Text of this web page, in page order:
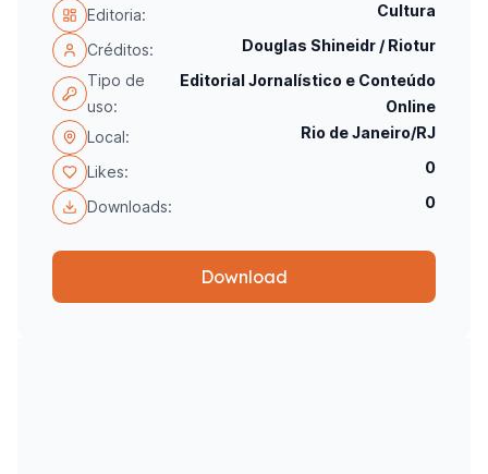
Editoria: Cultura
Créditos:
Douglas Shineidr / Riotur
Tipo de
uso:
Editorial Jornalístico e Conteúdo
Online
Local:
Rio de Janeiro/RJ
Likes: 0
Downloads: 0
Download